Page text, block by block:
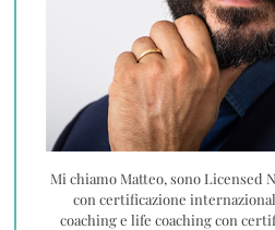
Mi chiamo Matteo, sono Licensed
con certificazione
coaching e life coaching con